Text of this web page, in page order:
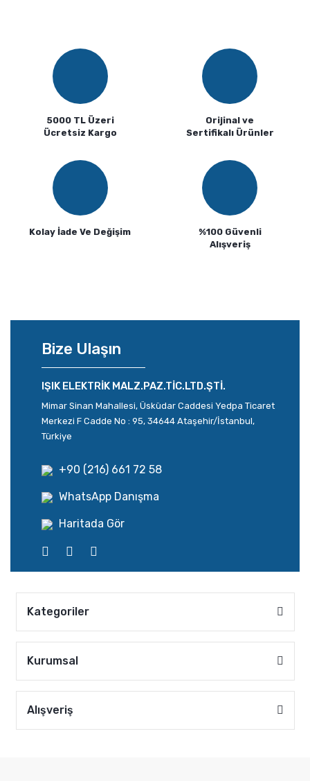
5000 TL Üzeri
Ücretsiz Kargo
Orijinal ve
Sertifikalı Ürünler
Kolay İade Ve Değişim
%100 Güvenli
Alışveriş
Bize Ulaşın
IŞIK ELEKTRİK MALZ.PAZ.TİC.LTD.ŞTİ.
Mimar Sinan Mahallesi, Üsküdar Caddesi Yedpa Ticaret
Merkezi F Cadde No : 95, 34644 Ataşehir/İstanbul,
Türkiye
+90 (216) 661 72 58
WhatsApp Danışma
Haritada Gör
Kategoriler
Kurumsal
Alışveriş